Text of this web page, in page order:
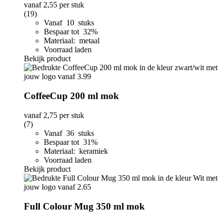
vanaf2,55 per stuk
(19)
Vanaf 10 stuks
Bespaar tot 32%
Materiaal: metaal
Voorraad laden
Bekijk product
CoffeeCup 200 ml mok
vanaf 2,75 per stuk
(7)
Vanaf 36 stuks
Bespaar tot 31%
Materiaal: keramiek
Voorraad laden
Bekijk product
Full Colour Mug 350 ml mok